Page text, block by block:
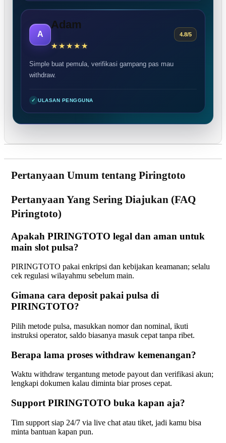
A
Adam
4.8/5
Simple buat pemula, verifikasi gampang pas mau
withdraw.
✓ ULASAN PENGGUNA
Pertanyaan Umum tentang Piringtoto
Pertanyaan Yang Sering Diajukan (FAQ
Piringtoto)
Apakah PIRINGTOTO legal dan aman untuk
main slot pulsa?
PIRINGTOTO pakai enkripsi dan kebijakan keamanan; selalu
cek regulasi wilayahmu sebelum main.
Gimana cara deposit pakai pulsa di
PIRINGTOTO?
Pilih metode pulsa, masukkan nomor dan nominal, ikuti
instruksi operator, saldo biasanya masuk cepat tanpa ribet.
Berapa lama proses withdraw kemenangan?
Waktu withdraw tergantung metode payout dan verifikasi akun;
lengkapi dokumen kalau diminta biar proses cepat.
Support PIRINGTOTO buka kapan aja?
Tim support siap 24/7 via live chat atau tiket, jadi kamu bisa
minta bantuan kapan pun.